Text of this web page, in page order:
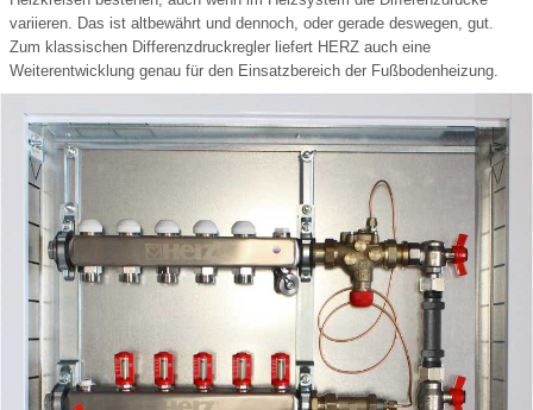
variieren. Das ist altbewährt und dennoch, oder gerade deswegen, gut.
Zum klassischen Differenzdruckregler liefert HERZ auch eine
Weiterentwicklung genau für den Einsatzbereich der Fußbodenheizung.